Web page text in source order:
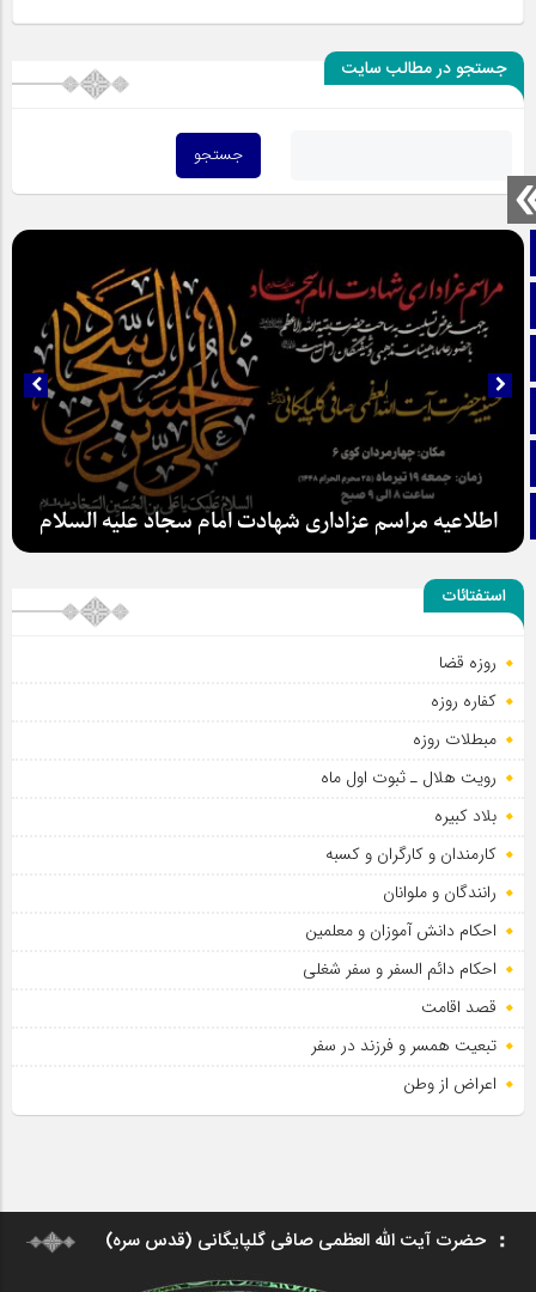
صفحه نخست
تماس با ما
آپارات
تلگرام
جستجو در مطالب سایت
اطلاعیه مراسم عزاداری شهادت امام سجاد علیه السلام
استفتائات
روزه قضا
کفاره روزه
مبطلات روزه
رویت هلال ـ ثبوت اول ماه
بلاد کبیره
کارمندان و کارگران و کسبه
رانندگان و ملوانان
احکام دانش آموزان و معلمین
احکام دائم السفر و سفر شغلی
قصد اقامت
تبعیت همسر و فرزند در سفر
اعراض از وطن
حضرت آیت الله العظمی صافی گلپایگانی (قدس سره)